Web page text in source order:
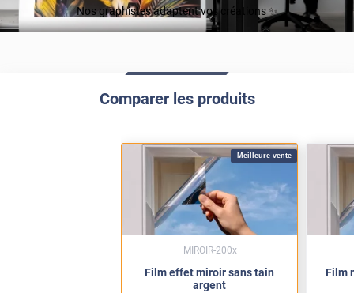
Nos graphistes adaptent vos créations ✨
Comparer les produits
Meilleure vente
Film effet miroir sans tain
argent
MIROIR-200x
Film